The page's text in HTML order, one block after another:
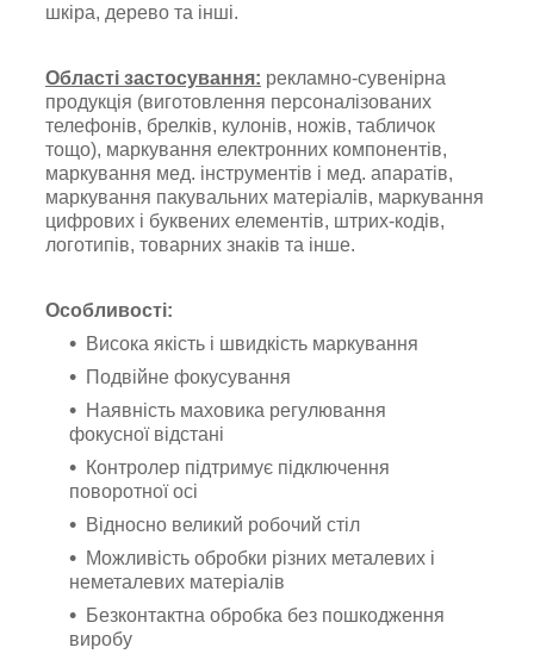
шкіра, дерево та інші.
Області застосування: рекламно-сувенірна
продукція (виготовлення персоналізованих
телефонів, брелків, кулонів, ножів, табличок
тощо), маркування електронних компонентів,
маркування мед. інструментів і мед. апаратів,
маркування пакувальних матеріалів, маркування
цифрових і буквених елементів, штрих-кодів,
логотипів, товарних знаків та інше.
Особливості:
Висока якість і швидкість маркування
Подвійне фокусування
Наявність маховика регулювання
фокусної відстані
Контролер підтримує підключення
поворотної осі
Відносно великий робочий стіл
Можливість обробки різних металевих і
неметалевих матеріалів
Безконтактна обробка без пошкодження
виробу